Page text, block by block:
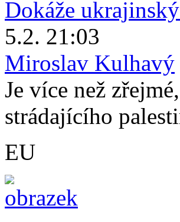
Dokáže
5.2. 21:03
Miroslav Kulhavý
Je více než
strádajícího
EU